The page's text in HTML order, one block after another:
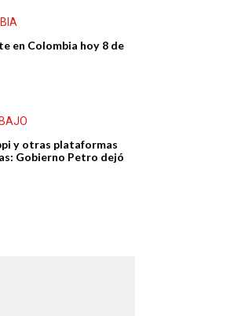
en Colombia hoy 8 de
y otras plataformas
Gobierno Petro dejó